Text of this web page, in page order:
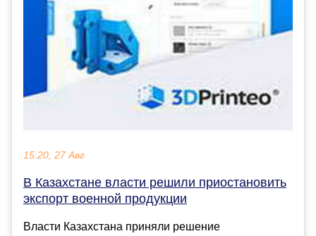
15:20, 27 Авг
В Казахстане власти решили приостановить
экспорт военной продукции
Власти Казахстана приняли решение